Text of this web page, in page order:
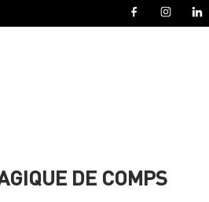
DE COMPS